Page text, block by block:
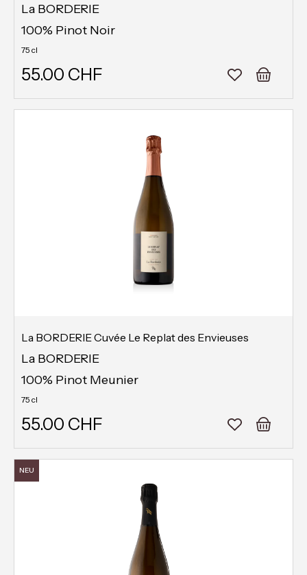
La BORDERIE
100% Pinot Noir
75 cl
55.00 CHF
La BORDERIE Cuvée Le Replat des Envieuses
La BORDERIE
100% Pinot Meunier
75 cl
55.00 CHF
NEU